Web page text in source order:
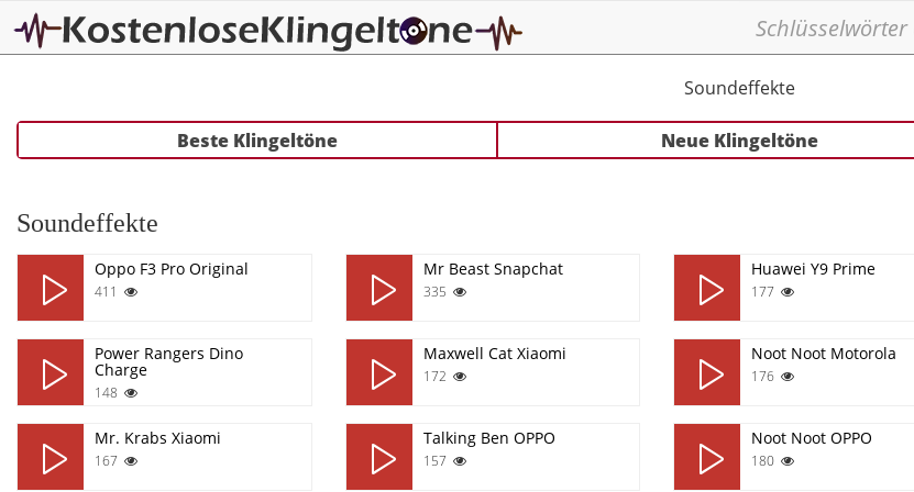
Soundeffekte
Beste Klingeltöne Neue Klingeltöne
Soundeffekte
Oppo F3 Pro Original
411
Mr Beast Snapchat
335
Huawei Y9 Prime
177
Power Rangers Dino
Charge
148
Maxwell Cat Xiaomi
172
Noot Noot Motorola
176
Mr. Krabs Xiaomi
167
Talking Ben OPPO
157
Noot Noot OPPO
180